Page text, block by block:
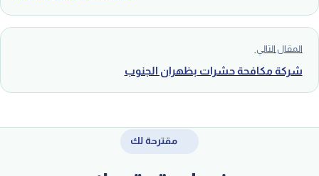
المقال التالي
شركة مكافحة حشرات بظهران الجنوب
مقترحة لك